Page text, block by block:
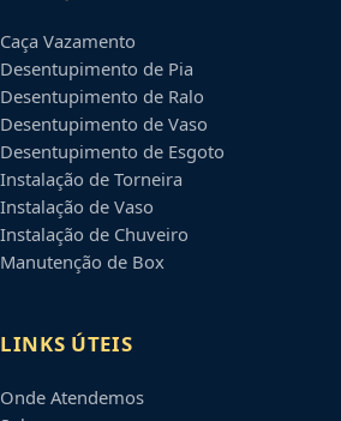
Caça Vazamento
Desentupimento de Pia
Desentupimento de Ralo
Desentupimento de Vaso
Desentupimento de Esgoto
Instalação de Torneira
Instalação de Vaso
Instalação de Chuveiro
Manutenção de Box
LINKS ÚTEIS
Onde Atendemos